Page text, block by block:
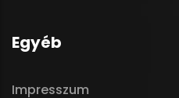
Egyéb
Impresszum